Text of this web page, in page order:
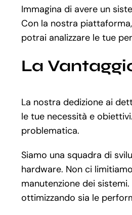
Immagina di avere un
Con la nostra
potrai analizzare le tue
La
La nostra dedizione ai
le tue necessità e
problematica.
Siamo una squadra di
hardware. Non ci
manutenzione dei
ottimizzando sia le